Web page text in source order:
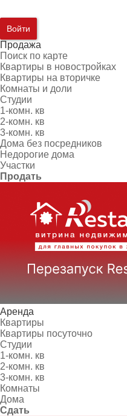
Войти
Продажа
Поиск по карте
Квартиры в новостройках
Квартиры на вторичке
Комнаты и доли
Студии
1-комн. кв
2-комн. кв
3-комн. кв
Дома без посредников
Недорогие дома
Участки
Продать
Аренда
Квартиры
Квартиры посуточно
Студии
1-комн. кв
2-комн. кв
3-комн. кв
Комнаты
Дома
Сдать